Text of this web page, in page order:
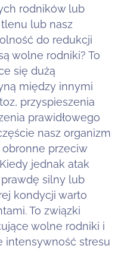
rodników lub
lub nasz
do redukcji
wolne rodniki? To
się dużą
między innymi
przyspieszenia
prawidłowego
nasz organizm
obronne przeciw
jednak atak
silny lub
kondycji warto
To związki
wolne rodniki i
intensywność stresu